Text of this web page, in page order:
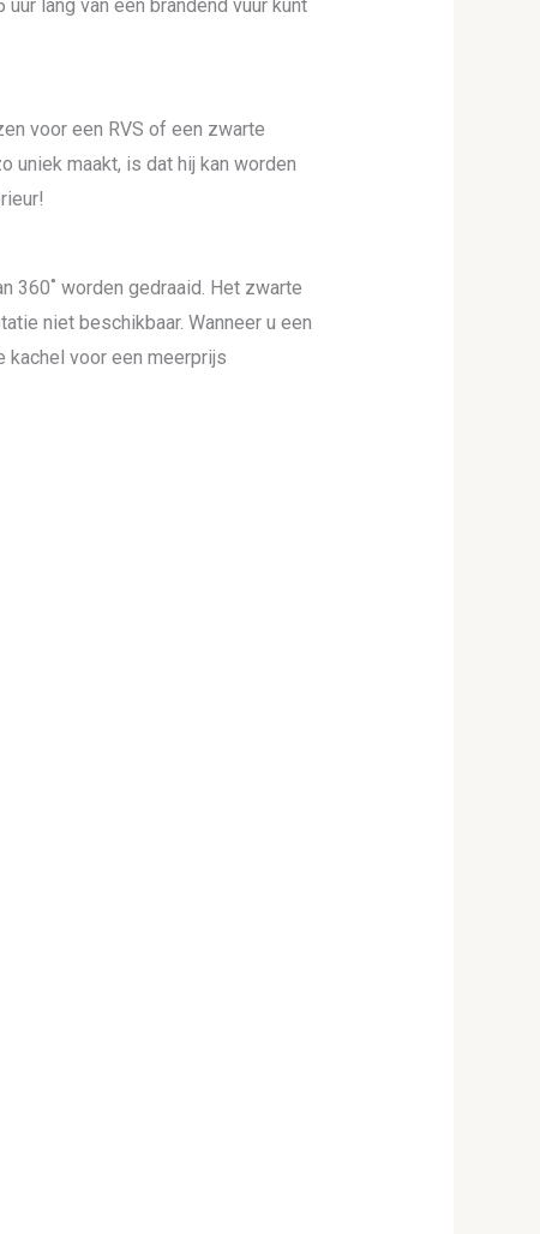
lang van een brandend vuur kunt
voor een RVS of een zwarte
uniek maakt, is dat hij kan worden
360˚ worden gedraaid. Het zwarte
niet beschikbaar. Wanneer u een
kachel voor een meerprijs